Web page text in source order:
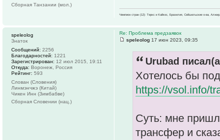
Чемпион стран (12): Теркс и Кайкос, Бразилия, Сейшельские о-ва,
Сборная Танзании (мол.)
Re: Проблема предзаявок
speleolog 17 июн 2023, 09:35
Urubad
Хотелось бы
https://vsol.info/
Суть: мне
трансфер и
speleolog
Знаток
Сообщений: 2256
Благодарностей: 1221
Зарегистрирован: 12 июл 2015, 19:11
Откуда: Воронеж, Россия
Рейтинг: 593
Слован (Словения)
Линмэнчжэ (Китай)
Чикен Инн (Зимбабве)
Сборная Словении (нац.)